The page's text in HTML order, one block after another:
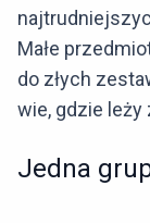
Małe
do złych
wie, gdzie leży
Jedna